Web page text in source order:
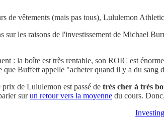
de vêtements (mais pas tous), Lululemon
sur les raisons de l'investissement de Michael
: la boîte est très rentable, son ROIC est
que Buffett appelle "acheter quand il y a du sang
de Lululemon est passé de très cher à très
surun retour vers la moyenne du cours.